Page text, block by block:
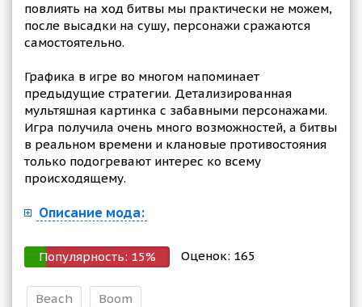
повлиять на ход битвы мы практически не можем,
после высадки на сушу, персонажи сражаются
самостоятельно.
Графика в игре во многом напоминает
предыдущие стратегии. Детализированная
мультяшная картинка с забавными персонажами.
Игра получила очень много возможностей, а битвы
в реальном времени и клановые противостояния
только подогревают интерес ко всему
происходящему.
Описание мода:
Популярность: 15% Оценок: 165
Beach Boom